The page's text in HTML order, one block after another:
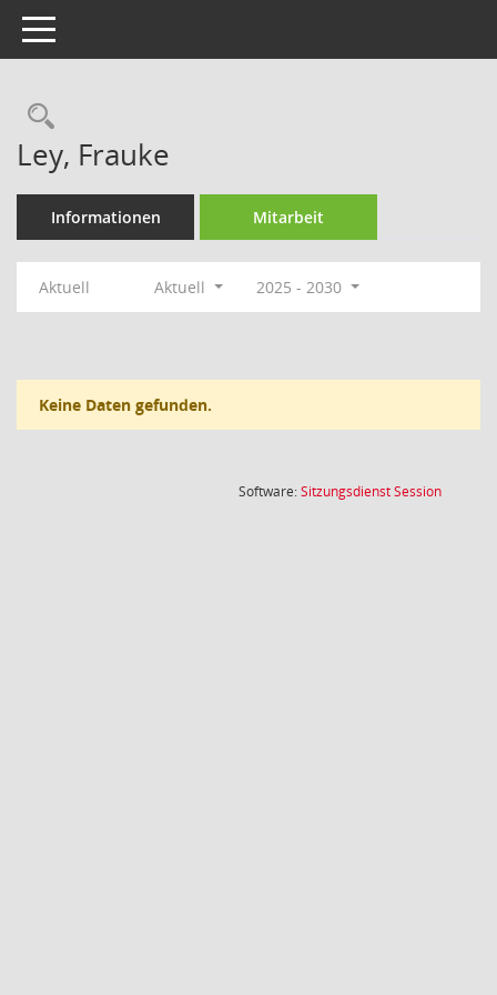
Toggle navigation
Rechercheauswahl
Ley, Frauke
Informationen Mitarbeit
Aktuell Aktuell 2025 - 2030
Keine Daten gefunden.
Software:SitzungsdienstSession(Wird in